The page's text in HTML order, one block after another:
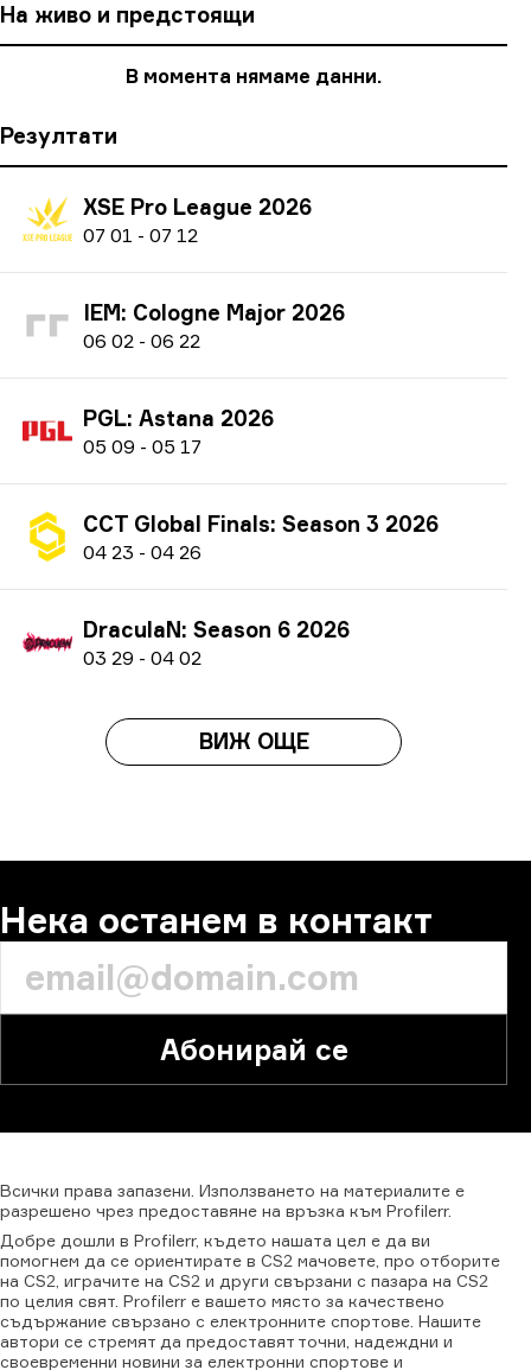
На живо и предстоящи
В момента нямаме данни.
Резултати
XSE Pro League 2026
07 01 - 07 12
IEM: Cologne Major 2026
06 02 - 06 22
PGL: Astana 2026
05 09 - 05 17
CCT Global Finals: Season 3 2026
04 23 - 04 26
DraculaN: Season 6 2026
03 29 - 04 02
ВИЖ ОЩЕ
Нека останем в контакт
Абонирай се
Всички права запазени. Използването на материалите е
разрешено чрез предоставяне на връзка към Profilerr.
Добре дошли в Profilerr, където нашата цел е да ви
помогнем да се ориентирате в CS2 мачовете, про отборите
на CS2, играчите на CS2 и други свързани с пазара на CS2
по целия свят. Profilerr е вашето място за качествено
съдържание свързано с електронните спортове. Нашите
автори се стремят да предоставят точни, надеждни и
своевременни новини за електронни спортове и